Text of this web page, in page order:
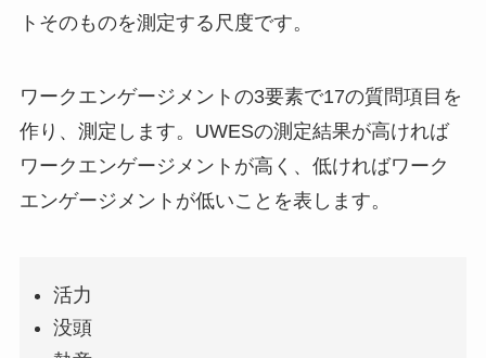
トそのものを測定する尺度です。
ワークエンゲージメントの3要素で17の質問項目を
作り、測定します。UWESの測定結果が高ければ
ワークエンゲージメントが高く、低ければワーク
エンゲージメントが低いことを表します。
活力
没頭